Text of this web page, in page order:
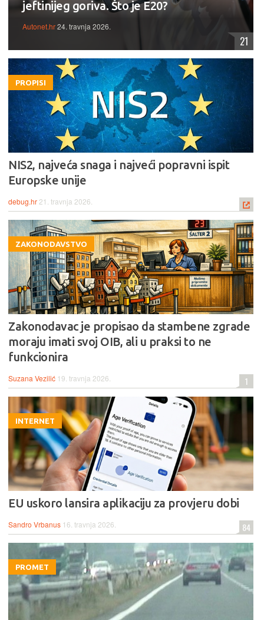
jeftinijeg goriva. Što je E20?
Autonet.hr24. travnja 2026.
21
PROPISI
NIS2, najveća snaga i najveći popravni ispit
Europske unije
debug.hr 21. travnja 2026.
ZAKONODAVSTVO
Zakonodavac je propisao da stambene zgrade
moraju imati svoj OIB, ali u praksi to ne
funkcionira
Suzana Vezilić 19. travnja 2026. 1
INTERNET
EU uskoro lansira aplikaciju za provjeru dobi
Sandro Vrbanus 16. travnja 2026. 84
PROMET